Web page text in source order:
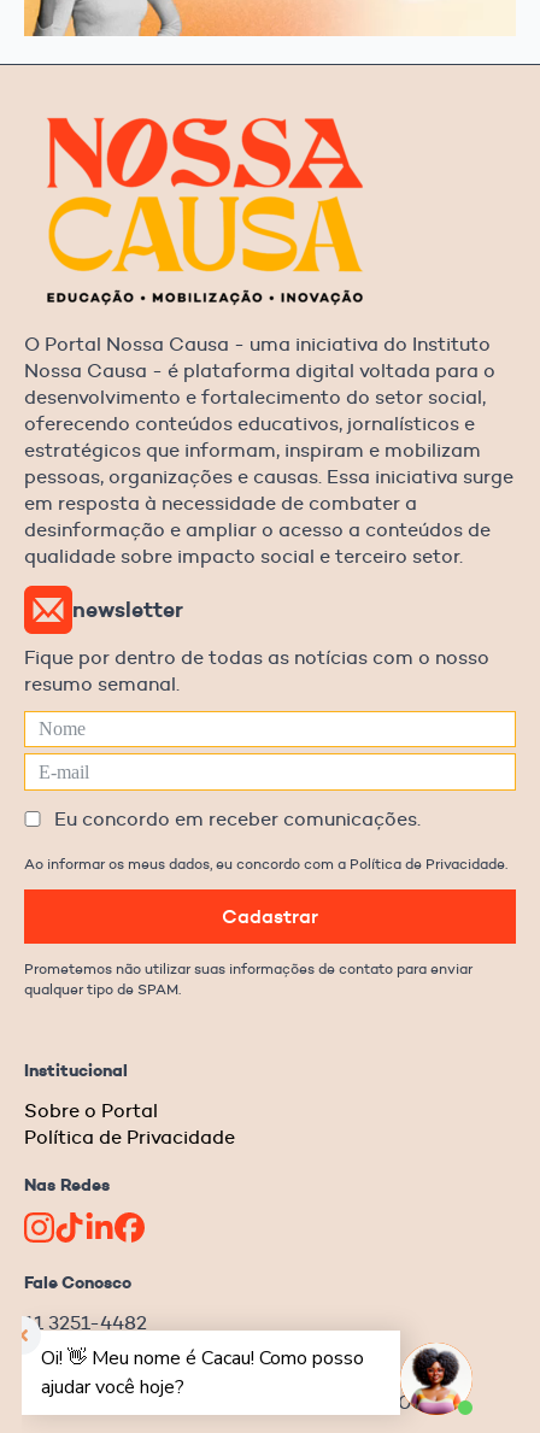
O Portal Nossa Causa - uma iniciativa do Instituto
Nossa Causa - é plataforma digital voltada para o
desenvolvimento e fortalecimento do setor social,
oferecendo conteúdos educativos, jornalísticos e
estratégicos que informam, inspiram e mobilizam
pessoas, organizações e causas. Essa iniciativa surge
em resposta à necessidade de combater a
desinformação e ampliar o acesso a conteúdos de
qualidade sobre impacto social e terceiro setor.
Institucional
Sobre o Portal
Política de Privacidade
Nas Redes
Fale Conosco
11 3251-4482
redacao@ongnews.com.br
Rua Manoel da Nóbrega, 354 – cj.32
Bela Vista | São Paulo–SP | CEP 04001-001
newsletter
Fique por dentro de todas as notícias com o nosso
resumo semanal.
Eu concordo em receber comunicações.
Ao informar os meus dados, eu concordo com a Política de Privacidade.
Cadastrar
Prometemos não utilizar suas informações de contato para enviar
qualquer tipo de SPAM.